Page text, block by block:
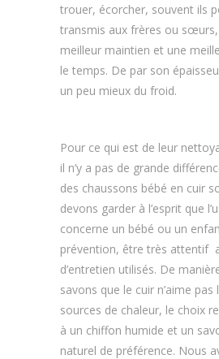
trouer, écorcher, souvent ils
transmis aux frères ou
meilleur maintien et une
le temps. De par son
un peu mieux du froid.
Pour ce qui est de leur
il n’y a pas de grande
des chaussons bébé en cuir
devons garder à l’esprit que
concerne un bébé ou un
prévention, être très attentif
d’entretien utilisés. De
savons que le cuir n’aime pas
sources de chaleur, le choix
à un chiffon humide et un
naturel de préférence. Nous